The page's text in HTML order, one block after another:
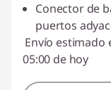
Conector de
puertos
Envío estimado
05:00 de hoy